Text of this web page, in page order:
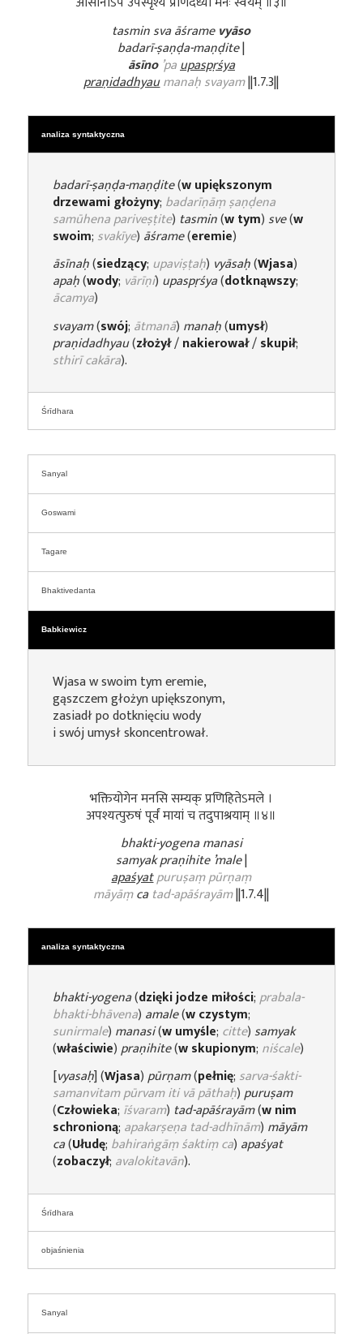
tasmin sva āśramevyāso
badarī-ṣaṇḍa-maṇḍite|
āsīno’paupaspṛśya
praṇidadhyaumanaḥ svayam||1.7.3||
analiza syntaktyczna
badarī-ṣaṇḍa-maṇḍite(w upiększonym
drzewami głożyny; badarīṇāṃ ṣaṇḍena
samūhena pariveṣṭite) tasmin(w tym)sve(w
swoim; svakīye) āśrame(eremie)
āsīnaḥ(siedzący; upaviṣṭaḥ) vyāsaḥ(Wjasa)
apaḥ(wody; vārīṇi) upaspṛśya(dotknąwszy;
ācamya)
svayam(swój; ātmanā) manaḥ(umysł)
praṇidadhyau(złożył/nakierował/skupił;
sthirī cakāra).
Śrīdhara
Sanyal
Goswami
Tagare
Bhaktivedanta
Babkiewicz
Wjasa w swoim tym eremie,
gąszczem głożyn upiększonym,
zasiadł po dotknięciu wody
i swój umysł skoncentrował.
भक्तियोगेन मनसि सम्यक् प्रणिहितेऽमले ।
अपश्यत्पुरुषं पूर्वं मायां च तदुपाश्रयाम् ॥४॥
bhakti-yogena manasi
samyak praṇihite ’male|
apaśyatpuruṣaṃ pūrṇaṃ
māyāṃcatad-apāśrayām||1.7.4||
analiza syntaktyczna
bhakti-yogena(dzięki jodze miłości;prabala-
bhakti-bhāvena) amale(w czystym;
sunirmale) manasi(w umyśle; citte)samyak
(właściwie)praṇihite(w skupionym; niścale)
[vyasaḥ] (Wjasa)pūrṇam(pełnię; sarva-śakti-
samanvitam pūrvam iti vā pāthaḥ)puruṣam
(Człowieka; īśvaram) tad-apāśrayām(w nim
schronioną; apakarṣeṇa tad-adhīnām) māyām
ca(Ułudę; bahiraṅgāṃ śaktiṃ ca) apaśyat
(zobaczył; avalokitavān).
Śrīdhara
objaśnienia
Sanyal